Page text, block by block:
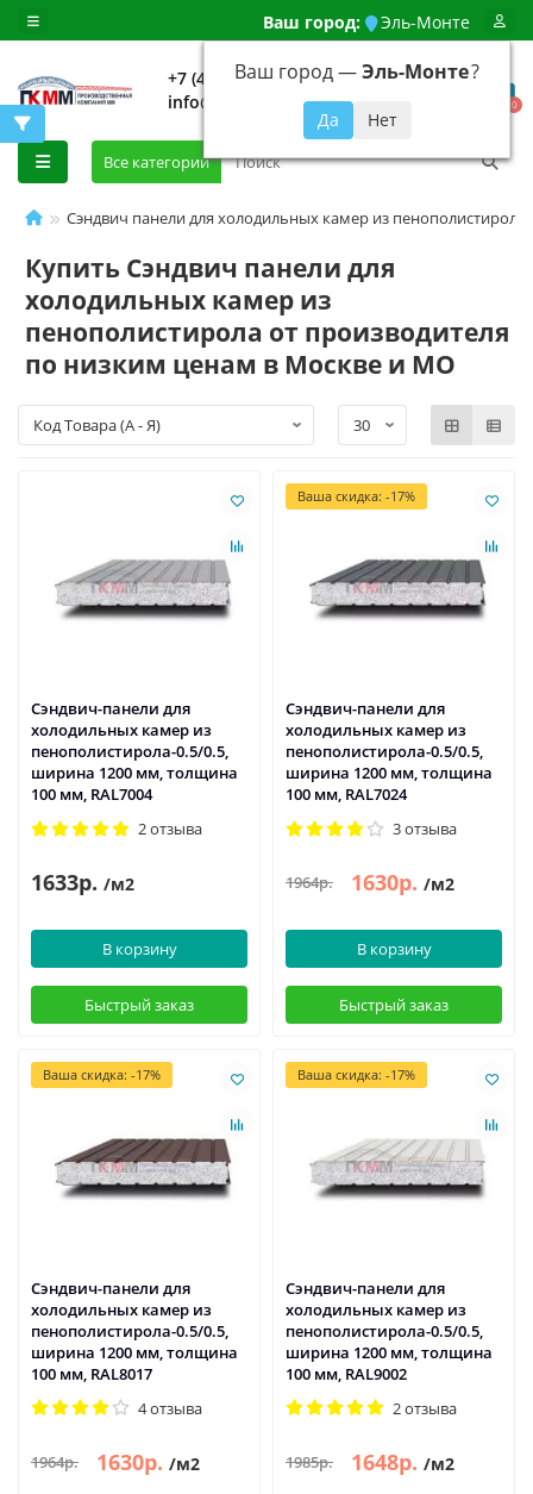
Ваш город: Эль-Монте
Ваш город —Эль-Монте?
+7 (499) 648-92-94
info@evroshtaketnikmoskva.ru
0
Все категории
Сэндвич панели для холодильных камер из пенополистирола
Купить Сэндвич панели для
холодильных камер из
пенополистирола от производителя
по низким ценам в Москве и МО
Сэндвич-панели для
холодильных камер из
пенополистирола-0.5/0.5,
ширина 1200 мм, толщина
100 мм, RAL7004
2 отзыва
1633р. /м2
В корзину
Быстрый заказ
Ваша скидка: -17%
Сэндвич-панели для
холодильных камер из
пенополистирола-0.5/0.5,
ширина 1200 мм, толщина
100 мм, RAL7024
3 отзыва
1964р. 1630р. /м2
В корзину
Быстрый заказ
Ваша скидка: -17%
Сэндвич-панели для
холодильных камер из
пенополистирола-0.5/0.5,
ширина 1200 мм, толщина
100 мм, RAL8017
4 отзыва
1964р. 1630р. /м2
Ваша скидка: -17%
Сэндвич-панели для
холодильных камер из
пенополистирола-0.5/0.5,
ширина 1200 мм, толщина
100 мм, RAL9002
2 отзыва
1985р. 1648р. /м2